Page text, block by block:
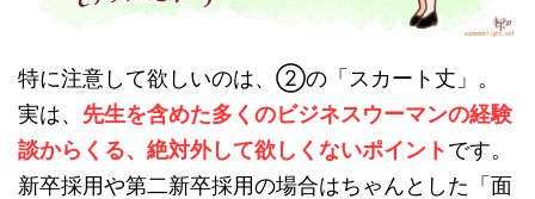
特に注意して欲しいのは、②の「スカート丈」。
実は、 先生を含めた多くのビジネスウーマンの経験
談からくる、絶対外して欲しくないポイントです。
新卒採用や第二新卒採用の場合はちゃんとした「面